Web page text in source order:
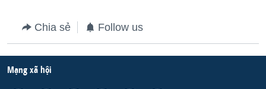
Chia sẻ Follow us
Mạng xã hội